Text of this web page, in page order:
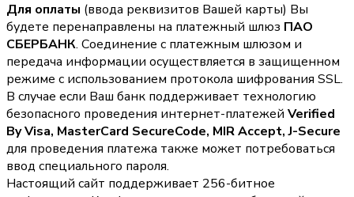
Для оплаты (ввода реквизитов Вашей карты) Вы
будете перенаправлены на платежный шлюз ПАО
СБЕРБАНК. Соединение с платежным шлюзом и
передача информации осуществляется в защищенном
режиме с использованием протокола шифрования SSL.
В случае если Ваш банк поддерживает технологию
безопасного проведения интернет-платежей Verified
By Visa, MasterCard SecureCode, MIR Accept, J-Secure
для проведения платежа также может потребоваться
ввод специального пароля.
Настоящий сайт поддерживает 256-битное